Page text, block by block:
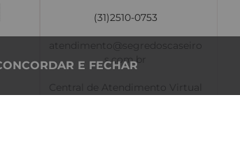
(31)2510-0753
s.com.br
E FECHAR